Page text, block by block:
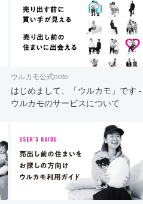
ウルカモ公式note
はじめまして、「ウルカモ」です -
ウルカモのサービスについて